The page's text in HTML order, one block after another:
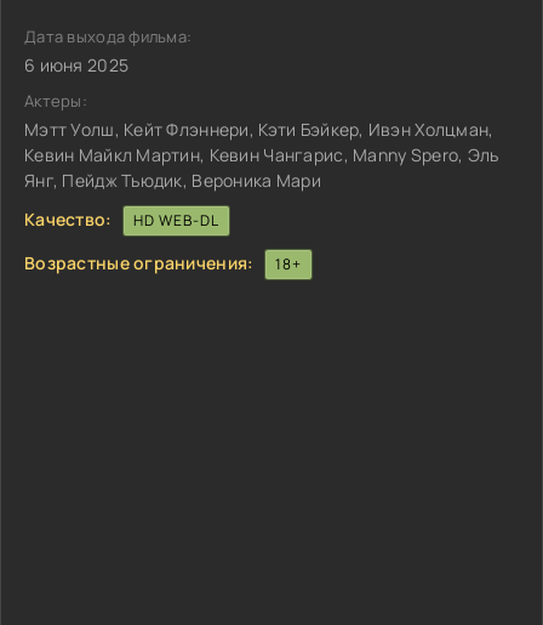
Дата выхода фильма:
6 июня 2025
Актеры:
Мэтт Уолш, Кейт Флэннери, Кэти Бэйкер, Ивэн Холцман,
Кевин Майкл Мартин, Кевин Чангарис, Manny Spero, Эль
Янг, Пейдж Тьюдик, Вероника Мари
Качество:
HD WEB-DL
Возрастные ограничения: 18+